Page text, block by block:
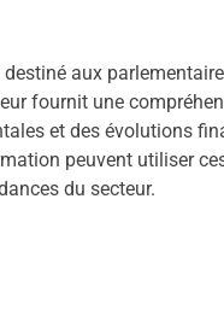
aux
fournit une
et des évolutions
peuvent utiliser
du secteur.